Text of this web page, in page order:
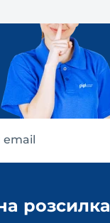
email
розсилка